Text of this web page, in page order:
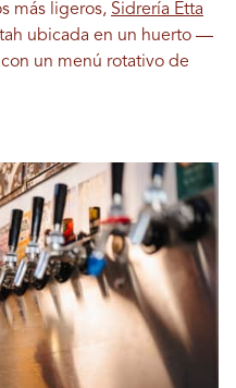
más ligeros, Sidrería Etta
ubicada en un huerto —
un menú rotativo de